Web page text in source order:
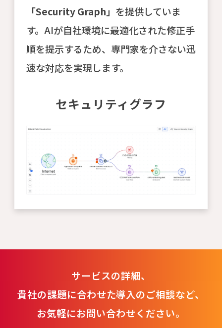
「Security Graph」 を提供していま
す。AIが自社環境に最適化された修正手
順を提示するため、専門家を介さない迅
速な対応を実現します。
セキュリティグラフ
サービスの詳細、
貴社の課題に合わせた導入のご相談など、
お気軽にお問い合わせください。